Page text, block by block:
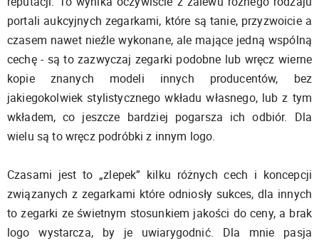
portali aukcyjnych zegarkami, które są tanie, przyzwoicie a
czasem nawet nieźle wykonane, ale mające jedną wspólną
cechę - są to zazwyczaj zegarki podobne lub wręcz wierne
kopie znanych modeli innych producentów, bez
jakiegokolwiek stylistycznego wkładu własnego, lub z tym
wkładem, co jeszcze bardziej pogarsza ich odbiór. Dla
wielu są to wręcz podróbki z innym logo.
Czasami jest to „zlepek” kilku różnych cech i koncepcji
związanych z zegarkami które odniosły sukces, dla innych
to zegarki ze świetnym stosunkiem jakości do ceny, a brak
logo wystarcza, by je uwiarygodnić. Dla mnie pasja